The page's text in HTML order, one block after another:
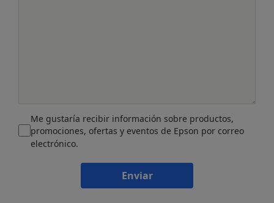
Me gustaría recibir información sobre productos,
promociones, ofertas y eventos de Epson por correo
electrónico.
Enviar